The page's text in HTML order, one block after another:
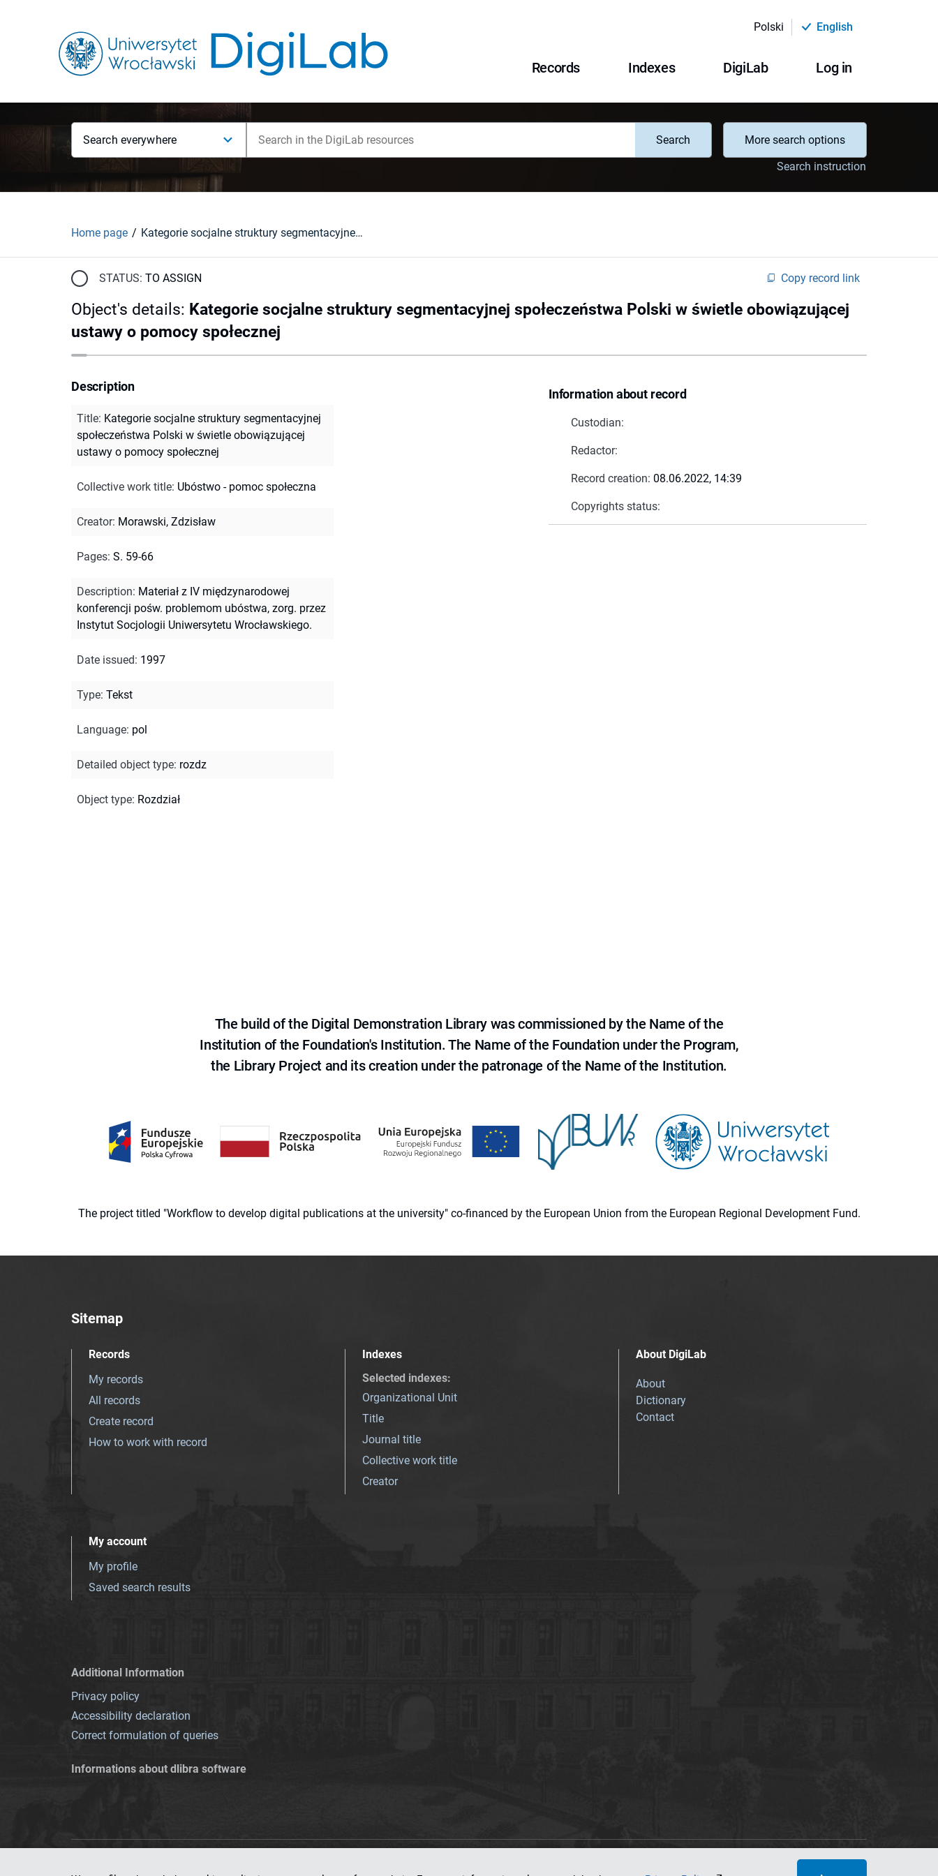
Polski English
Records Indexes DigiLab Log in
Search everywhere Search
More search options
Search instruction
Home page Kategorie socjalne struktury segmentacyjnej społeczeństwa Polski w świetle obowiązującej ustawy o pomocy społecznej
STATUS: TO ASSIGN Copy record link
Object's details: Kategorie socjalne struktury segmentacyjnej społeczeństwa Polski w świetle obowiązującej
ustawy o pomocy społecznej
Information about record
Custodian:
Redactor:
Record creation: 08.06.2022, 14:39
Copyrights status:
Description
Title: Kategorie socjalne struktury segmentacyjnej
społeczeństwa Polski w świetle obowiązującej
ustawy o pomocy społecznej
Collective work title: Ubóstwo - pomoc społeczna
Creator: Morawski, Zdzisław
Pages: S. 59-66
Description: Materiał z IV międzynarodowej
konferencji pośw. problemom ubóstwa, zorg. przez
Instytut Socjologii Uniwersytetu Wrocławskiego.
Date issued: 1997
Type: Tekst
Language: pol
Detailed object type: rozdz
Object type: Rozdział
The build of the Digital Demonstration Library was commissioned by the Name of the
Institution of the Foundation's Institution. The Name of the Foundation under the Program,
the Library Project and its creation under the patronage of the Name of the Institution.
The project titled "Workflow to develop digital publications at the university" co-financed by the European Union from the European Regional Development Fund.
Sitemap
Records
My records
All records
Create record
How to work with record
Indexes
Selected indexes:
Organizational Unit
Title
Journal title
Collective work title
Creator
About DigiLab
About
Dictionary
Contact
My account
My profile
Saved search results
Additional Information
Privacy policy
Accessibility declaration
Correct formulation of queries
Informations about dlibra software